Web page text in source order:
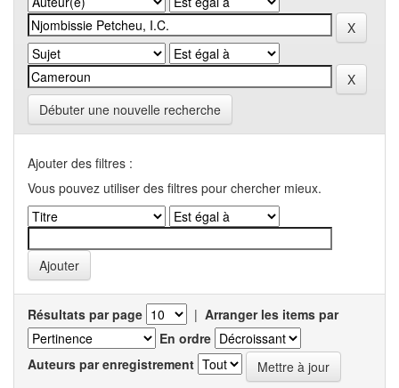
Débuter une nouvelle recherche
Ajouter des filtres :
Vous pouvez utiliser des filtres pour chercher mieux.
Résultats par page | Arranger les items par
En ordre
Auteurs par enregistrement